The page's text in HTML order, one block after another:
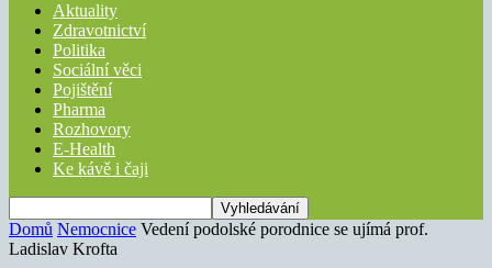
Aktuality
Zdravotnictví
Politika
Sociální věci
Pojištění
Pharma
Rozhovory
E-Health
Ke kávě i čaji
Domů Nemocnice Vedení podolské porodnice se ujímá prof.
Ladislav Krofta